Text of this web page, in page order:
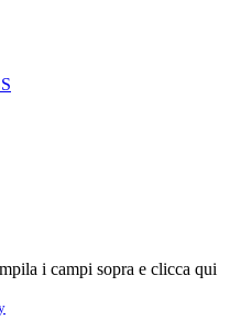
i campi sopra e clicca qui